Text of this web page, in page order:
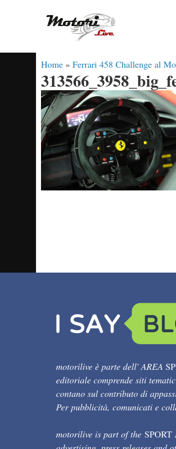
Home » Ferrari 458 Challenge al
motorilive è parte dell' AREA
editoriale comprende siti
contano sul contributo di
Per pubblicità, comunicati e
motorilive is part of the